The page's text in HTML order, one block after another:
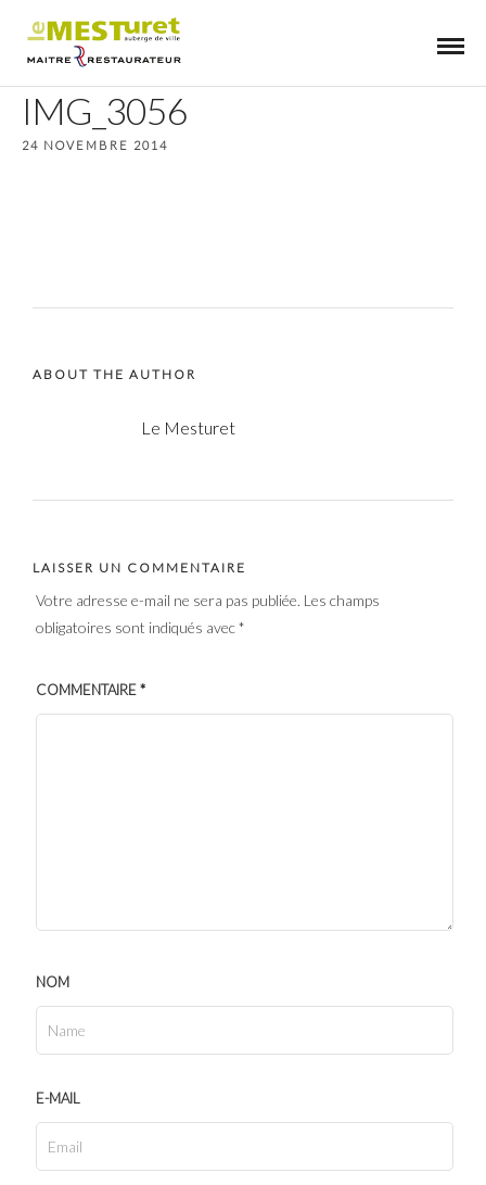
IMG_3056
24 NOVEMBRE 2014
ABOUT THE AUTHOR
Le Mesturet
LAISSER UN COMMENTAIRE
Votre adresse e-mail ne sera pas publiée. Les champs
obligatoires sont indiqués avec*
COMMENTAIRE*
NOM
E-MAIL